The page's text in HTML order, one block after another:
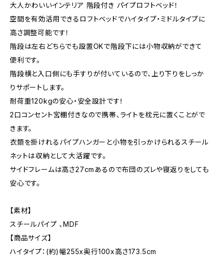
大人かわいいインテリア 階段付き パイプロフトベッド！
空間を有効活用できるロフトベッドでハイタイプ・ミドルタイプに
高さ調整可能です！
階段は左右どちらでも設置OKで階段下には小物収納ができて
便利です。
階段横と入口側にも手すりが付いているので、上り下りをしっか
りサポートします。
耐荷重120kgの安心・安全設計です！
2口コンセント宮棚付きなので携帯、ライトを枕元に置くことがで
きます。
衣類を掛けれるパイプハンガーと小物を引っかけられるスチール
ネットは収納として大活躍です。
サイドフレームは高さ27cmあるので布団のズレや寝返りをしても
安心です。
【素材】
スチールパイプ 、MDF
【商品サイズ】
ハイタイプ：(約)幅255x奥行100x高さ173.5cm